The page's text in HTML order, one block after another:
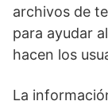
archivos de
para ayudar
hacen los
La